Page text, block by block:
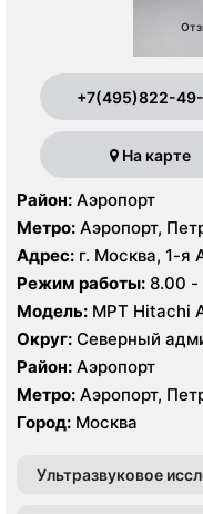
+7(495)822-
На карте
Район: Аэропорт
Метро: Аэропорт,
Адрес: г. Москва, 1-я
Режим работы: 8.00 -
Модель: МРТ Hitachi
Округ: Северный
Район: Аэропорт
Метро: Аэропорт,
Город: Москва
Ультразвуковое